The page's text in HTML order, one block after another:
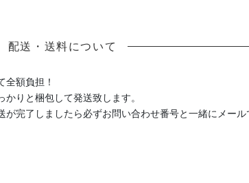
配送・送料について
全額負担！
かりと梱包して発送致します。
が完了しましたら必ずお問い合わせ番号と一緒にメー